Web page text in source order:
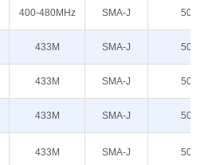
400-480MHz SMA-J 50
433M SMA-J 50
433M SMA-J 50
433M SMA-J 50
433M SMA-J 50